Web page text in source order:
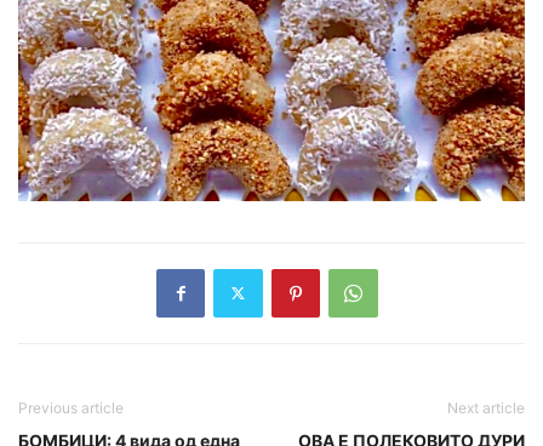
Previous article
БОМБИЦИ: 4 вида од една
Next article
ОВА Е ПОЛЕКОВИТО ДУРИ